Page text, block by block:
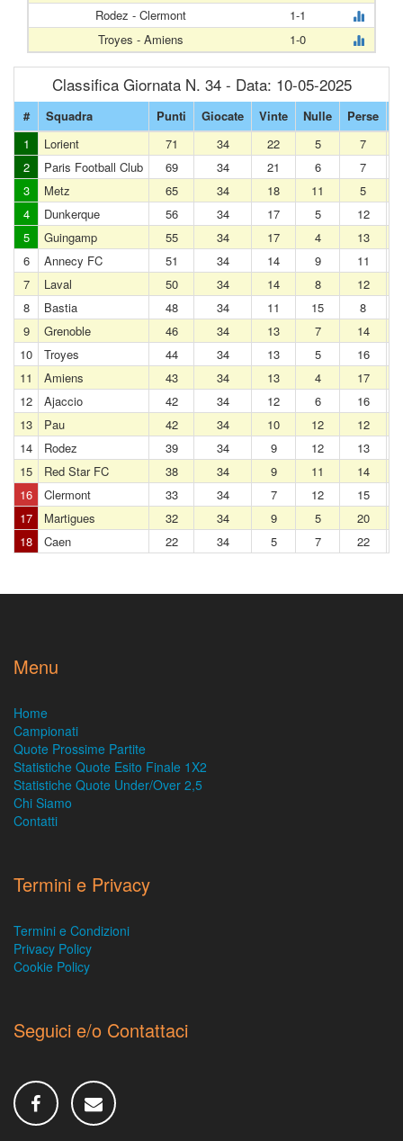
Rodez - Clermont
1-1
Troyes - Amiens
1-0
Classifica Giornata N. 34 - Data: 10-05-2025
# Squadra Punti Giocate Vinte Nulle Perse
1
Lorient 71 34 22 5
7
2
Paris Football Club 69 34 21 6
7
3
Metz 65 34 18 11
5
4
Dunkerque 56 34 17 5
12
5
Guingamp 55 34 17 4
13
6
Annecy FC 51 34 14 9
11
7
Laval 50 34 14 8
12
8
Bastia 48 34 11 15
8
9
Grenoble 46 34 13 7
14
10
Troyes 44 34 13 5
16
11
Amiens 43 34 13 4
17
12
Ajaccio 42 34 12 6
16
13
Pau 42 34 10 12
12
14
Rodez 39 34 9 12
13
15
Red Star FC 38 34 9 11
14
16
Clermont 33 34 7 12
15
17
Martigues 32 34 9 5
20
18
Caen 22 34 5 7 22
Menu
Home
Campionati
Quote Prossime Partite
Statistiche Quote Esito Finale 1X2
Statistiche Quote Under/Over 2,5
Chi Siamo
Contatti
Termini e Privacy
Termini e Condizioni
Privacy Policy
Cookie Policy
Seguici e/o Contattaci